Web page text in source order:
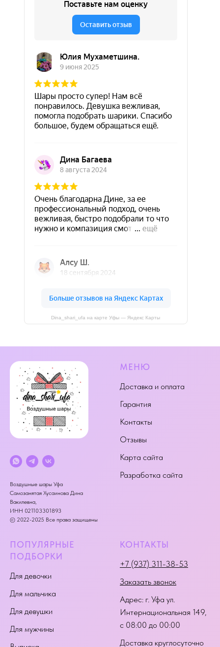
Dina_shari_ufa на карте Уфы — Яндекс Карты
Воздушные шары Уфа
Самозанятая Хусаинова Дина
Вакилевна,
ИНН 021103301893
© 2022-2025 Все права защищены
МЕНЮ
Доставка и оплата
Гарантия
Контакты
Отзывы
Карта сайта
Разработка сайта
ПОПУЛЯРНЫЕ
ПОДБОРКИ
Для девочки
Для мальчика
Для девушки
Для мужчины
КОНТАКТЫ
+7 (937) 311-38-53
Заказать звонок
Адрес: г. Уфа ул.
Интернациональная 149,
с 08:00 до 00:00
Доставка круглосуточно